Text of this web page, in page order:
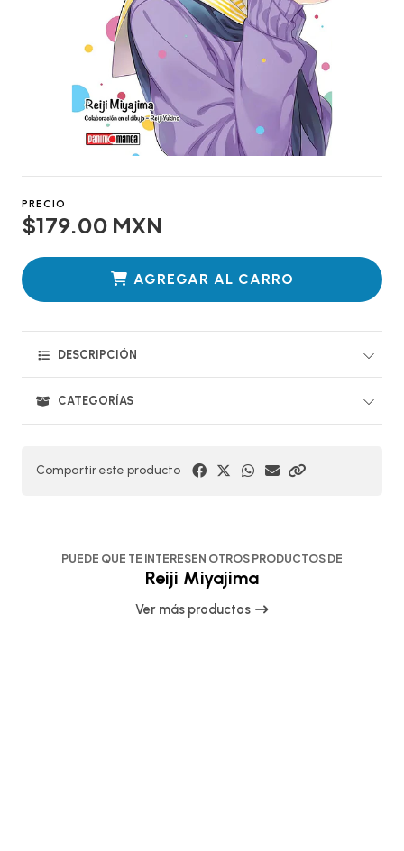
PRECIO
$179.00 MXN
AGREGAR AL CARRO
DESCRIPCIÓN
CATEGORÍAS
Compartir este producto
PUEDE QUE TE INTERESEN OTROS PRODUCTOS DE
Reiji Miyajima
Ver más productos